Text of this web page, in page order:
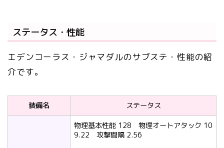
ステータス・性能
エデンコーラス・ジャマダルのサブステ・性能の紹
介です。
装備名 ステータス
物理基本性能 128 物理オートアタック 10
9.22 攻撃間隔 2.56